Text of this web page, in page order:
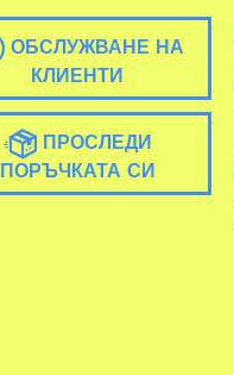
ОБСЛУЖВАНЕ НА
КЛИЕНТИ
ПРОСЛЕДИ
ПОРЪЧКАТА СИ